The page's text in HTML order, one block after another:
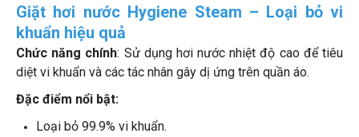
Giặt hơi nước Hygiene Steam – Loại bỏ vi
khuẩn hiệu quả
Chức năng chính: Sử dụng hơi nước nhiệt độ cao để tiêu
diệt vi khuẩn và các tác nhân gây dị ứng trên quần áo.
Đặc điểm nổi bật:
Loại bỏ 99.9% vi khuẩn.